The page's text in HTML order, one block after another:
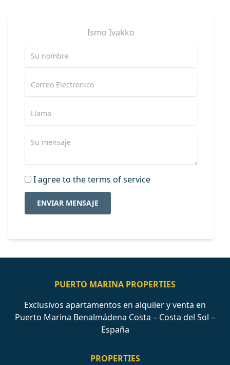
Ismo Ivakko
I agree to the terms of service
ENVIAR MENSAJE
PUERTO MARINA PROPERTIES
Exclusivos apartamentos en alquiler y venta en
Puerto Marina Benalmádena Costa – Costa del Sol –
España
PROPERTIES